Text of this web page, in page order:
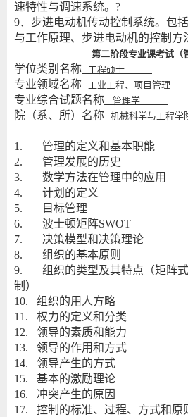
速特性与调速系统。?
9．步进电动机传动控制系统。包
与工作原理、步进电动机的控制方
第二阶段专业课考试（
学位类别名称 工程硕士
专业领域名称 工业工程、项目管理
专业综合试题名称 管理学
院（系、所）名称 机械科学与工程学
1. 管理的定义和基本职能
2. 管理发展的历史
3. 数学方法在管理中的应用
4. 计划的定义
5. 目标管理
6. 波士顿矩阵SWOT
7. 决策模型和决策理论
8. 组织的基本原则
9. 组织的类型及其特点（矩阵式
制）
10. 组织的用人方略
11. 权力的定义和分类
12. 领导的素质和能力
13. 领导的作用和方式
14. 领导产生的方式
15. 基本的激励理论
16. 冲突产生的原因
17. 控制的标准、过程、方式和原